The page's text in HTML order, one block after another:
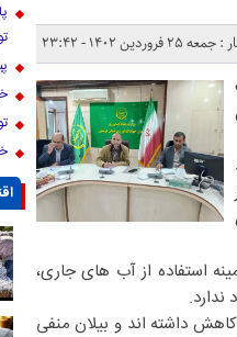
۱۴۰۲ - ۲۳:۴۲
استفاده از آب های جاری،
داشته اند و بیلان منفی